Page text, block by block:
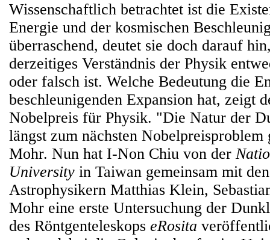
Wissenschaftlich betrachtet ist die
Energie und der kosmischen
überraschend, deutet sie doch darauf
derzeitiges Verständnis der Physik
oder falsch ist. Welche Bedeutung die
beschleunigenden Expansion hat, zeigt
Nobelpreis für Physik. "Die Natur der
längst zum nächsten Nobelpreisproblem
Mohr. Nun hat I-Non Chiu von der
University in Taiwan gemeinsam mit
Astrophysikern Matthias Klein,
Mohr eine erste Untersuchung der
des Röntgenteleskops eRosita